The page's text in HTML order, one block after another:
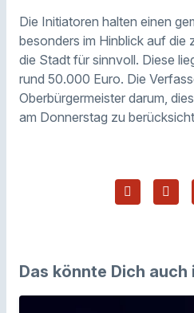
Die Initiatoren halten einen
besonders im Hinblick auf die
die Stadt für sinnvoll. Diese
rund 50.000 Euro. Die
Oberbürgermeister darum,
am Donnerstag zu
Das könnte Dich